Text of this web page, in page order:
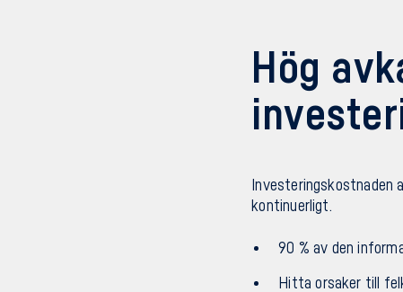
Hög
Investeringskostnaden
kontinuerligt.
90 % av den
Hitta orsaker till